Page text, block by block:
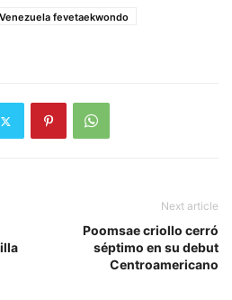
Venezuela fevetaekwondo
Next article
Poomsae criollo cerró
séptimo en su debut
Centroamericano